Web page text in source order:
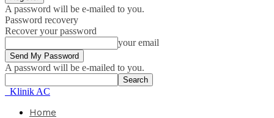
A password will be e-mailed to you.
Password recovery
Recover your password
your email
A password will be e-mailed to you.
Klinik AC
Home